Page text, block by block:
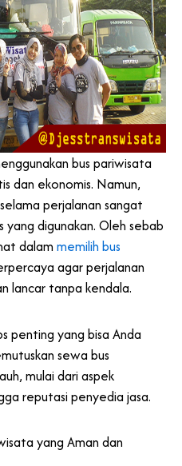
bus pariwisata
dan ekonomis. Namun,
perjalanan sangat
digunakan. Oleh sebab
dalam memilih bus
agar perjalanan
lancar tanpa kendala.
penting yang bisa Anda
sewa bus
mulai dari aspek
reputasi penyedia jasa.
yang Aman dan